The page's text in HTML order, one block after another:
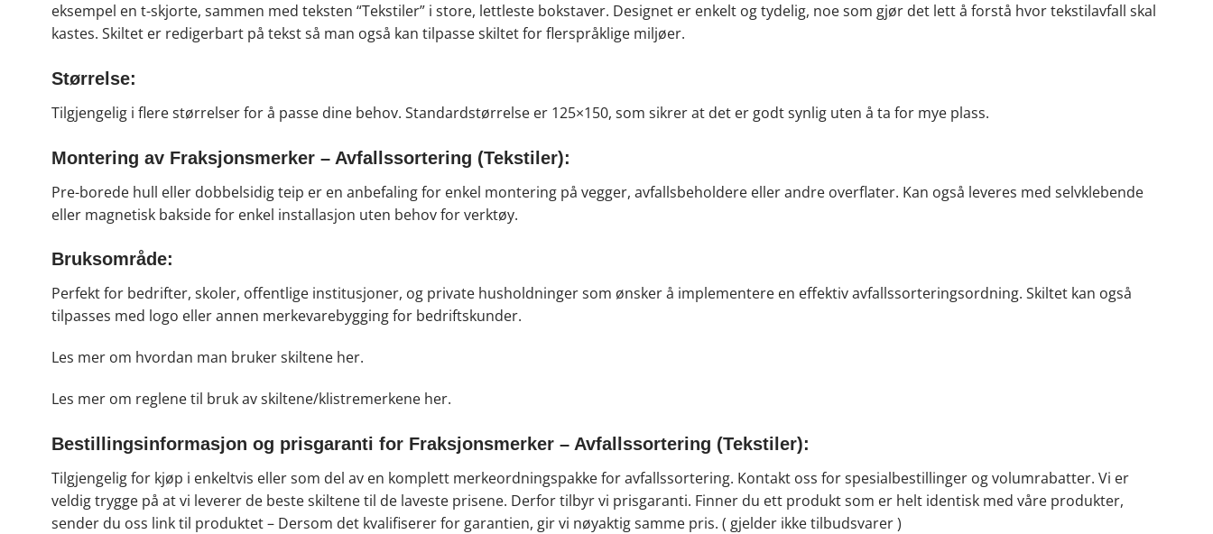
eksempel en t-skjorte, sammen med teksten “Tekstiler” i store, lettleste bokstaver. Designet er enkelt og tydelig, noe som gjør det lett å forstå hvor tekstilavfall skal
kastes. Skiltet er redigerbart på tekst så man også kan tilpasse skiltet for flerspråklige miljøer.
Størrelse:
Tilgjengelig i flere størrelser for å passe dine behov. Standardstørrelse er 125×150, som sikrer at det er godt synlig uten å ta for mye plass.
Montering av Fraksjonsmerker – Avfallssortering (Tekstiler):
Pre-borede hull eller dobbelsidig teip er en anbefaling for enkel montering på vegger, avfallsbeholdere eller andre overflater. Kan også leveres med selvklebende
eller magnetisk bakside for enkel installasjon uten behov for verktøy.
Bruksområde:
Perfekt for bedrifter, skoler, offentlige institusjoner, og private husholdninger som ønsker å implementere en effektiv avfallssorteringsordning. Skiltet kan også
tilpasses med logo eller annen merkevarebygging for bedriftskunder.
Les mer om hvordan man bruker skiltene her.
Les mer om reglene til bruk av skiltene/klistremerkene her.
Bestillingsinformasjon og prisgaranti for Fraksjonsmerker – Avfallssortering (Tekstiler):
Tilgjengelig for kjøp i enkeltvis eller som del av en komplett merkeordningspakke for avfallssortering. Kontakt oss for spesialbestillinger og volumrabatter. Vi er
veldig trygge på at vi leverer de beste skiltene til de laveste prisene. Derfor tilbyr vi prisgaranti. Finner du ett produkt som er helt identisk med våre produkter,
sender du oss link til produktet – Dersom det kvalifiserer for garantien, gir vi nøyaktig samme pris. ( gjelder ikke tilbudsvarer )